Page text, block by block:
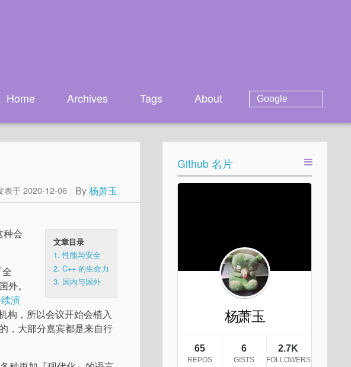
Home Archives Tags About
By杨萧玉
表于 2020-12-06
文章目录
1. 性能与安全
2. C++ 的生命力
3. 国内与国外
种会
。
演
构，所以会议开始会植入
，大部分嘉宾都是来自行
Github 名片